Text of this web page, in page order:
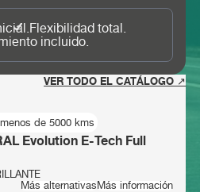
Flexibilidad total.
incluido.
VER TODO EL CATÁLOGO ↗
de 5000 kms
Evolution E-Tech Full
Más alternativas
Más información